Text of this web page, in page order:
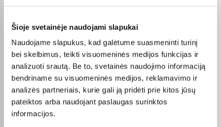
Šioje svetainėje naudojami slapukai
Naudojame slapukus, kad galėtume suasmeninti turinį
bei skelbimus, teikti visuomeninės medijos funkcijas ir
analizuoti srautą. Be to, svetainės naudojimo informaciją
bendriname su visuomeninės medijos, reklamavimo ir
analizės partneriais, kurie gali ją pridėti prie kitos jūsų
pateiktos arba naudojant paslaugas surinktos
informacijos.
pristatymo terminą, apmokėjimo būdus ir pirkimo sąlygas,
Didesnės vertės pirkiniams BIGBOX.LT siūlo patogų
apmokėjimą dalimis – visoms prekėms nuo 150 Eur taikomas
nemokamas 24 mėnesių lizingas, todėl norimą prekę galima
įsigyti išsimokėtinai. Užsakymus pristatome visoje Lietuvoje:
pristatymas į paštomatus kainuoja nuo 2,29 €, o užsakymams
nuo 499 € pristatymas į paštomatą nemokamas; kurjerio
pristatymo kaina prasideda nuo 2,99 €. Sandėlyje esančios
prekės paprastai pristatomos per 1–2 darbo dienas, o tikslus
kiekvienos prekės pristatymo terminas nurodomas jos